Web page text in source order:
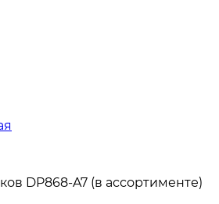
DP868-A7 (в ассортименте)